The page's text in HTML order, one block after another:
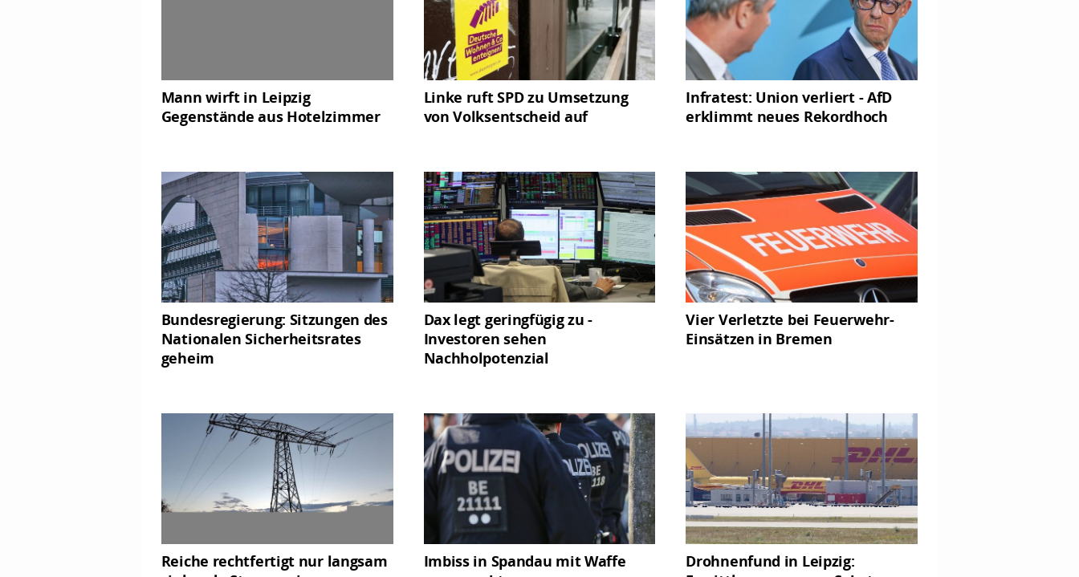
Mann wirft in Leipzig
Gegenstände aus Hotelzimmer
Linke ruft SPD zu Umsetzung
von Volksentscheid auf
Infratest: Union verliert - AfD
erklimmt neues Rekordhoch
Bundesregierung: Sitzungen des
Nationalen Sicherheitsrates
geheim
Dax legt geringfügig zu -
Investoren sehen
Nachholpotenzial
Vier Verletzte bei Feuerwehr-
Einsätzen in Bremen
Reiche rechtfertigt nur langsam
Imbiss in Spandau mit Waffe
Drohnenfund in Leipzig: